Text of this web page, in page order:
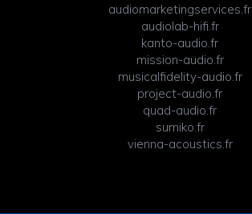
audiomarketingservices.fr
audiolab-hifi.fr
kanto-audio.fr
mission-audio.fr
musicalfidelity-audio.fr
project-audio.fr
quad-audio.fr
sumiko.fr
vienna-acoustics.fr